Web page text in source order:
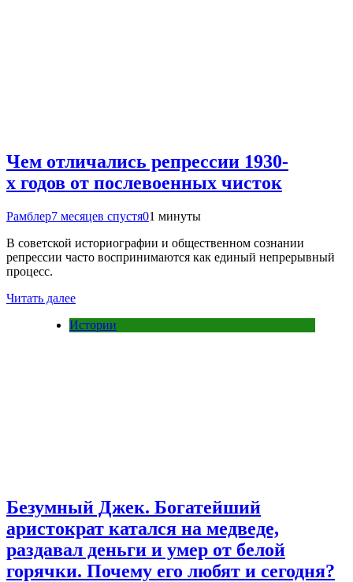
Чем отличались репрессии 1930-
х годов от послевоенных чисток
Рамблер7 месяцев спустя01 минуты
В советской историографии и общественном сознании
репрессии часто воспринимаются как единый непрерывный
процесс.
Читать далее
Истории
Безумный Джек. Богатейший
аристократ катался на медведе,
раздавал деньги и умер от белой
горячки. Почему его любят и сегодня?